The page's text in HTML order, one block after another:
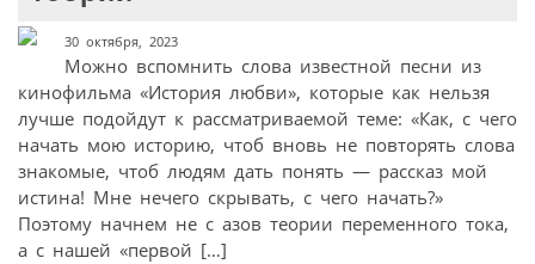
30 октября, 2023
Можно вспомнить слова известной песни из
кинофильма «История любви», которые как нельзя
лучше подойдут к рассматриваемой теме: «Как, с чего
начать мою историю, чтоб вновь не повторять слова
знакомые, чтоб людям дать понять — рассказ мой
истина! Мне нечего скрывать, с чего начать?»
Поэтому начнем не с азов теории переменного тока,
а с нашей «первой […]